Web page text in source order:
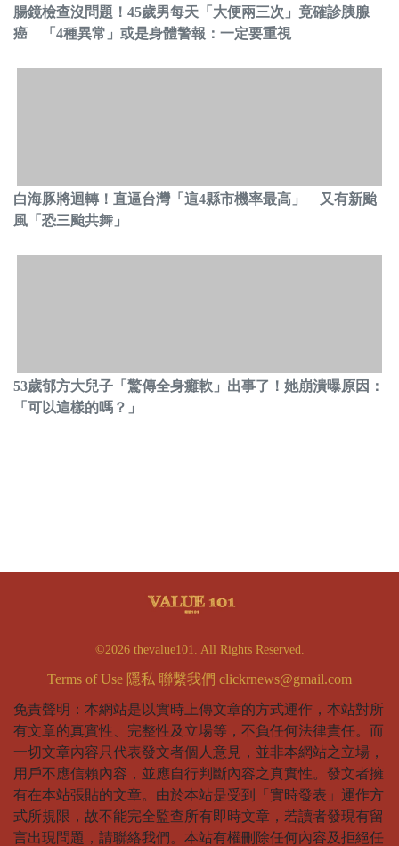
腸鏡檢查沒問題！45歲男每天「大便兩三次」竟確診胰腺
癌 「4種異常」或是身體警報：一定要重視
白海豚將迴轉！直逼台灣「這4縣市機率最高」 又有新颱
風「恐三颱共舞」
53歲郁方大兒子「驚傳全身癱軟」出事了！她崩潰曝原因：
「可以這樣的嗎？」
©2026 thevalue101. All Rights Reserved.
Terms of Use 隱私 聯繫我們 clickrnews@gmail.com
免責聲明：本網站是以實時上傳文章的方式運作，本站對所
有文章的真實性、完整性及立場等，不負任何法律責任。而
一切文章內容只代表發文者個人意見，並非本網站之立場，
用戶不應信賴內容，並應自行判斷內容之真實性。發文者擁
有在本站張貼的文章。由於本站是受到「實時發表」運作方
式所規限，故不能完全監查所有即時文章，若讀者發現有留
言出現問題，請聯絡我們。本站有權刪除任何內容及拒絕任